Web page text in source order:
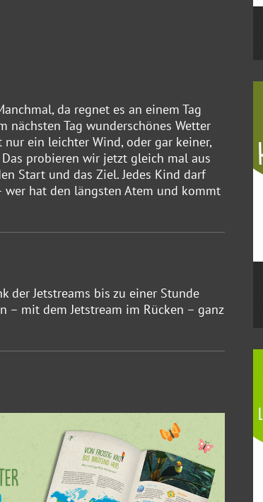
da regnet es an einem Tag
nächsten Tag wunderschönes Wetter
ein leichter Wind, oder gar keiner,
probieren wir jetzt gleich mal aus
Start und das Ziel. Jedes Kind darf
hat den längsten Atem und kommt
der Jetstreams bis zu einer Stunde
– mit dem Jetstream im Rücken – ganz